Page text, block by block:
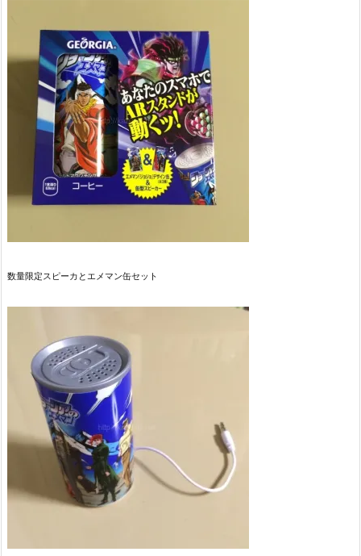
数量限定スピーカとエメマン缶セット